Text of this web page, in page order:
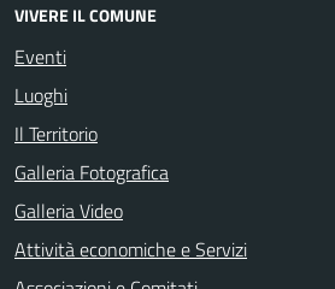
VIVERE IL COMUNE
Eventi
Luoghi
Il Territorio
Galleria Fotografica
Galleria Video
Attività economiche e Servizi